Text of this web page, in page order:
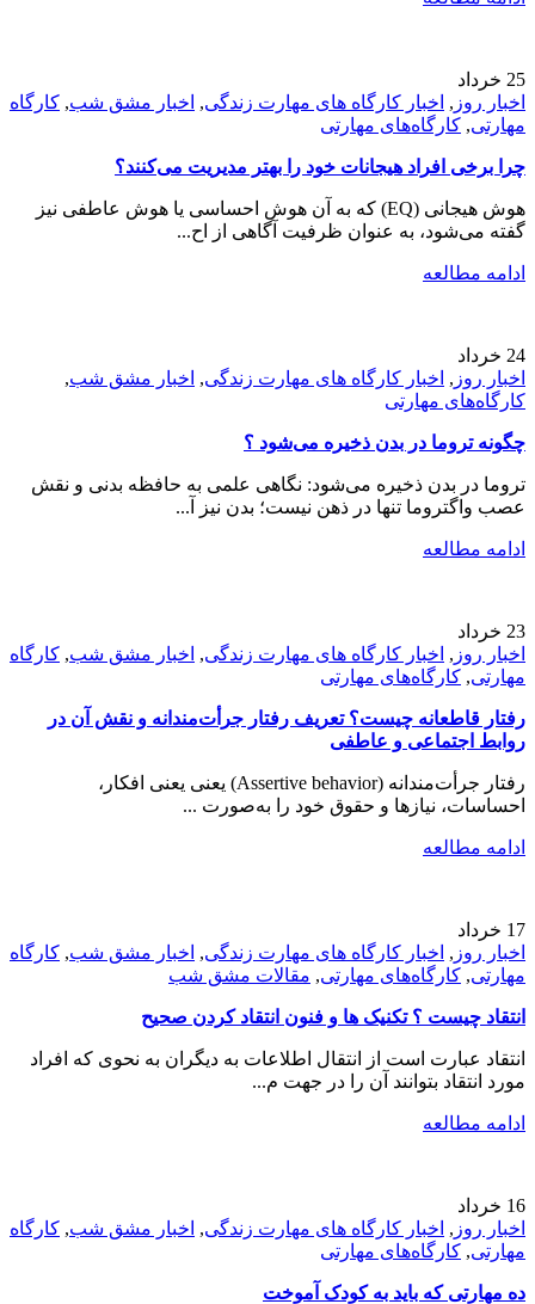
25 خرداد
اخبار روز , اخبار کارگاه های مهارت زندگی, اخبار مشق شب, کارگاه
مهارتی, کارگاه‌های مهارتی
چرا برخی افراد هیجانات خود را بهتر مدیریت می‌کنند؟
هوش هیجانی (EQ) که به آن هوش احساسی یا هوش عاطفی نیز
گفته می‌شود، به عنوان ظرفیت آگاهی از اح...
ادامه مطالعه
24 خرداد
اخبار روز , اخبار کارگاه های مهارت زندگی, اخبار مشق شب,
کارگاه‌های مهارتی
چگونه تروما در بدن ذخیره می‌شود ؟
تروما در بدن ذخیره می‌شود: نگاهی علمی به حافظه بدنی و نقش
عصب واگتروما تنها در ذهن نیست؛ بدن نیز آ...
ادامه مطالعه
23 خرداد
اخبار روز , اخبار کارگاه های مهارت زندگی, اخبار مشق شب, کارگاه
مهارتی, کارگاه‌های مهارتی
رفتار قاطعانه چیست؟ تعریف رفتار جرأت‌مندانه و نقش آن در
روابط اجتماعی و عاطفی
رفتار جرأت‌مندانه (Assertive behavior) یعنی یعنی افکار،
احساسات، نیازها و حقوق خود را به‌صورت ...
ادامه مطالعه
17 خرداد
اخبار روز , اخبار کارگاه های مهارت زندگی, اخبار مشق شب, کارگاه
مهارتی, کارگاه‌های مهارتی, مقالات مشق شب
انتقاد چیست ؟ تکنیک ها و فنون انتقاد کردن صحیح
انتقاد عبارت است از انتقال اطلاعات به ديگران به نحوی كه افراد
مورد انتقاد بتوانند آن را در جهت م...
ادامه مطالعه
16 خرداد
اخبار روز , اخبار کارگاه های مهارت زندگی, اخبار مشق شب, کارگاه
مهارتی, کارگاه‌های مهارتی
ده مهارتی که باید به کودک آموخت